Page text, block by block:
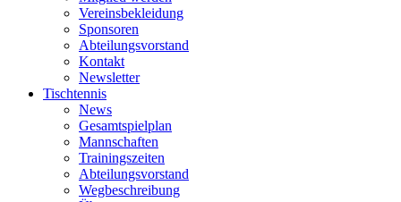
Vereinsbekleidung
Sponsoren
Abteilungsvorstand
Kontakt
Newsletter
Tischtennis
News
Gesamtspielplan
Mannschaften
Trainingszeiten
Abteilungsvorstand
Wegbeschreibung